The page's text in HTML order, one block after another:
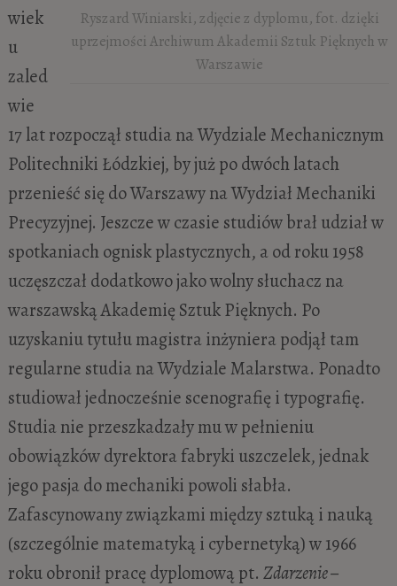
Ryszard Winiarski, zdjęcie z dyplomu, fot. dzięki
uprzejmości Archiwum Akademii Sztuk Pięknych w
Warszawie
wiek
u
zaled
wie
17 lat rozpoczął studia na Wydziale Mechanicznym
Politechniki Łódzkiej, by już po dwóch latach
przenieść się do Warszawy na Wydział Mechaniki
Precyzyjnej. Jeszcze w czasie studiów brał udział w
spotkaniach ognisk plastycznych, a od roku 1958
uczęszczał dodatkowo jako wolny słuchacz na
warszawską Akademię Sztuk Pięknych. Po
uzyskaniu tytułu magistra inżyniera podjął tam
regularne studia na Wydziale Malarstwa. Ponadto
studiował jednocześnie scenografię i typografię.
Studia nie przeszkadzały mu w pełnieniu
obowiązków dyrektora fabryki uszczelek, jednak
jego pasja do mechaniki powoli słabła.
Zafascynowany związkami między sztuką i nauką
(szczególnie matematyką i cybernetyką) w 1966
roku obronił pracę dyplomową pt. Zdarzenie –